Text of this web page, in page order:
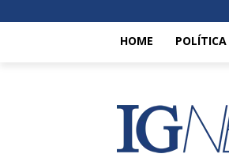
HOME POLÍTICA